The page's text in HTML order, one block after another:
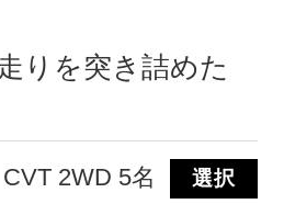
りを突き詰めた
2WD 5名 選択